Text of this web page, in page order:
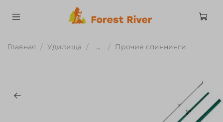
Главная Удилища ... Прочие спиннинги